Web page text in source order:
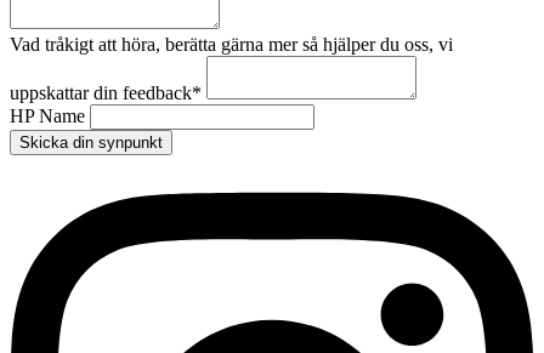
Vad tråkigt att höra, berätta gärna mer så hjälper du oss, vi
uppskattar din feedback*
HP Name
Skicka din synpunkt